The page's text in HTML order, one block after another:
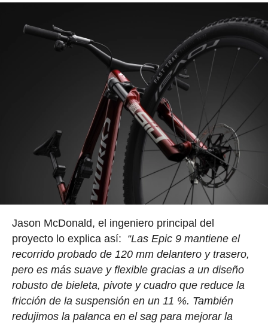
Jason McDonald, el ingeniero principal del
proyecto lo explica así: “Las Epic 9 mantiene el
recorrido probado de 120 mm delantero y trasero,
pero es más suave y flexible gracias a un diseño
robusto de bieleta, pivote y cuadro que reduce la
fricción de la suspensión en un 11 %. También
redujimos la palanca en el sag para mejorar la